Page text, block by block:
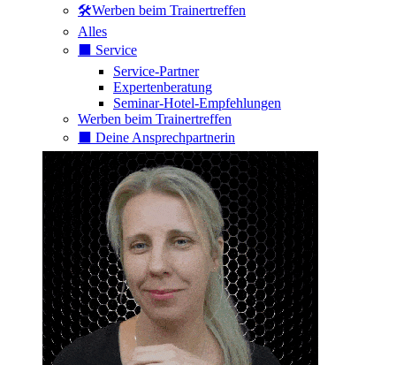
🛠️Werben beim Trainertreffen
Alles
⬛️ Service
Service-Partner
Expertenberatung
Seminar-Hotel-Empfehlungen
Werben beim Trainertreffen
⬛️ Deine Ansprechpartnerin